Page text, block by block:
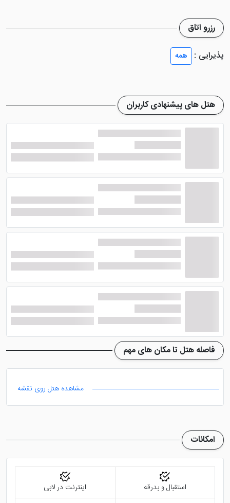
رزرو اتاق
پذیرایی :
همه
هتل های پیشنهادی کاربران
فاصله هتل تا مکان های مهم
مشاهده هتل روی نقشه
امکانات
استقبال و بدرقه اینترنت در لابی